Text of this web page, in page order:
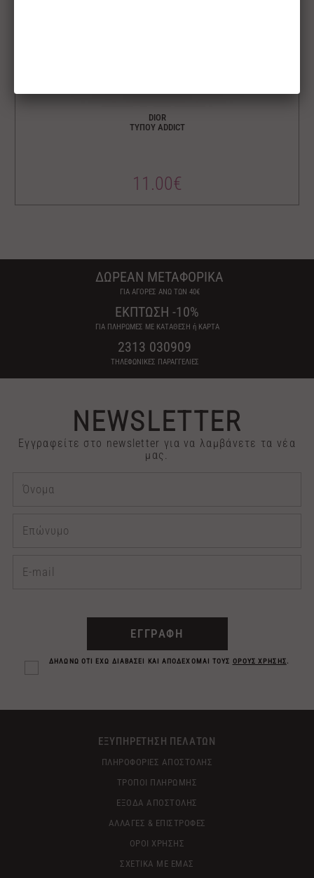
DIOR
ΤΥΠΟΥ ADDICT
11.00€
ΔΩΡΕΑΝ ΜΕΤΑΦΟΡΙΚΑ
ΓΙΑ ΑΓΟΡΕΣ ΑΝΩ ΤΩΝ 40€
ΕΚΠΤΩΣΗ -10%
ΓΙΑ ΠΛΗΡΩΜΕΣ ΜΕ ΚΑΤΑΘΕΣΗ ή ΚΑΡΤΑ
2313 030909
ΤΗΛΕΦΩΝΙΚΕΣ ΠΑΡΑΓΓΕΛΙΕΣ
NEWSLETTER
Εγγραφείτε στο newsletter για να λαμβάνετε τα νέα
μας.
ΕΓΓΡΑΦΗ
ΔΗΛΩΝΩ ΟΤΙ ΕΧΩ ΔΙΑΒΑΣΕΙ ΚΑΙ ΑΠΟΔΕΧΟΜΑΙ ΤΟΥΣ ΟΡΟΥΣ ΧΡΗΣΗΣ.
ΕΞΥΠΗΡΕΤΗΣΗ ΠΕΛΑΤΩΝ
ΠΛΗΡΟΦΟΡΙΕΣ ΑΠΟΣΤΟΛΗΣ
ΤΡΟΠΟΙ ΠΛΗΡΩΜΗΣ
ΕΞΟΔΑ ΑΠΟΣΤΟΛΗΣ
ΑΛΛΑΓΕΣ & ΕΠΙΣΤΡΟΦΕΣ
ΟΡΟΙ ΧΡΗΣΗΣ
ΣΧΕΤΙΚΑ ΜΕ ΕΜΑΣ